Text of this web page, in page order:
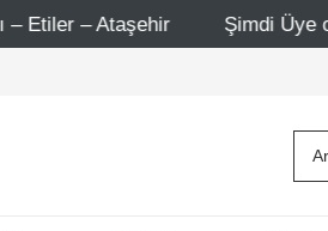
Şimdi Üye ol ! 5000 TL üzeri